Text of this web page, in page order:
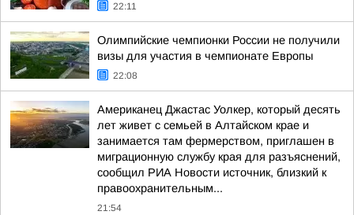
22:11
Олимпийские чемпионки России не получили
визы для участия в чемпионате Европы
22:08
Американец Джастас Уолкер, который десять
лет живет с семьей в Алтайском крае и
занимается там фермерством, приглашен в
миграционную службу края для разъяснений,
сообщил РИА Новости источник, близкий к
правоохранительным...
21:54